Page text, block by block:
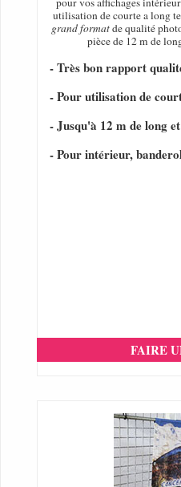
utilisation de courte a long
grand formatde qualité
pièce de 12 m de
- Très bon rapport
- Pour utilisation de
- Jusqu'à 12 m de long
- Pour intérieur,
FAIRE